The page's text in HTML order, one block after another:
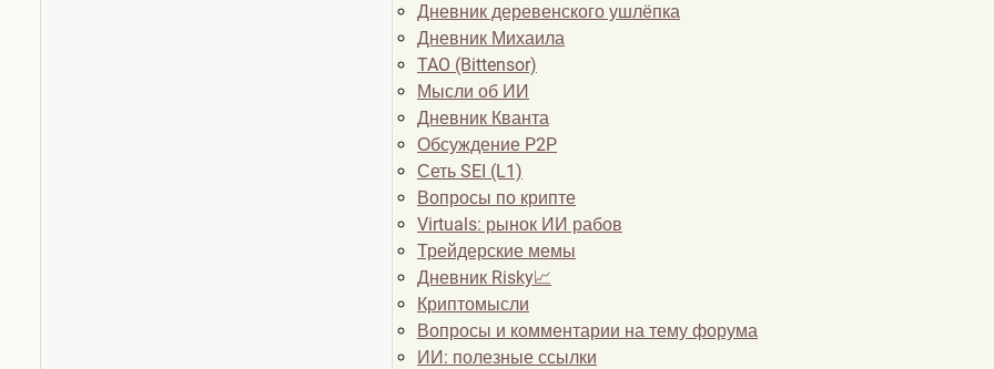
Дневник деревенского ушлёпка
Дневник Михаила
TAO (Bittensor)
Мысли об ИИ
Дневник Кванта
Обсуждение P2P
Сеть SEI (L1)
Вопросы по крипте
Virtuals: рынок ИИ рабов
Трейдерские мемы
Дневник Risky📈
Криптомысли
Вопросы и комментарии на тему форума
ИИ: полезные ссылки